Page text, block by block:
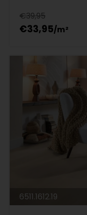
€39,95
€33,95
6511.1612.19